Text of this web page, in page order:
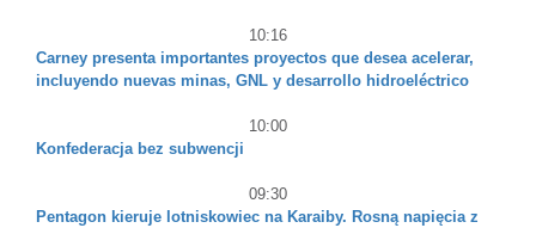
10:16
Carney presenta importantes proyectos que desea acelerar,
incluyendo nuevas minas, GNL y desarrollo hidroeléctrico
10:00
Konfederacja bez subwencji
09:30
Pentagon kieruje lotniskowiec na Karaiby. Rosną napięcia z